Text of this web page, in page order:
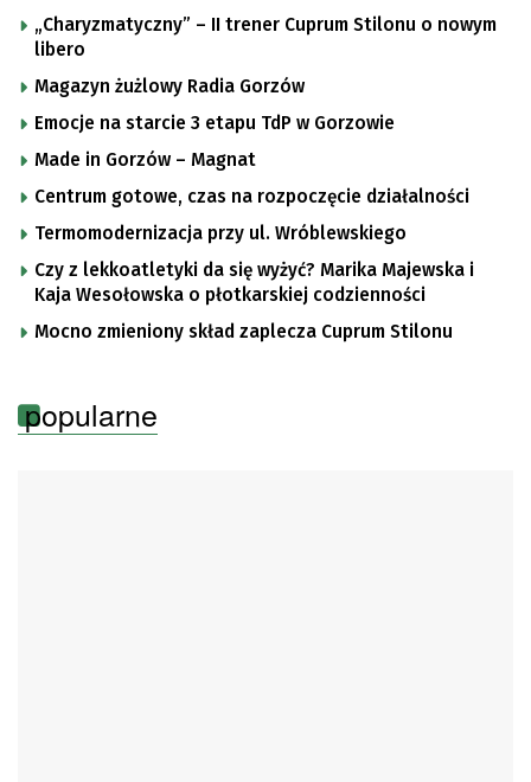
Pologne
„Charyzmatyczny” – II trener Cuprum Stilonu o nowym
libero
Magazyn żużlowy Radia Gorzów
Emocje na starcie 3 etapu TdP w Gorzowie
Made in Gorzów – Magnat
Centrum gotowe, czas na rozpoczęcie działalności
Termomodernizacja przy ul. Wróblewskiego
Czy z lekkoatletyki da się wyżyć? Marika Majewska i
Kaja Wesołowska o płotkarskiej codzienności
Mocno zmieniony skład zaplecza Cuprum Stilonu
popularne